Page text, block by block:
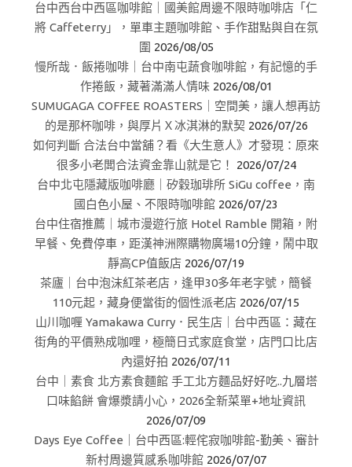
台中西台中西區咖啡館｜國美館周邊不限時咖啡店「仁
將 Caffeterry」，單車主題咖啡館、手作甜點與自在氛
圍 2026/08/05
慢所哉．飯捲咖啡｜台中南屯蔬食咖啡館，有記憶的手
作捲飯，藏著滿滿人情味 2026/08/01
SUMUGAGA COFFEE ROASTERS｜空間美，讓人想再訪
的是那杯咖啡，與厚片Ｘ冰淇淋的默契 2026/07/26
如何判斷 合法台中當舖？看《大生意人》才發現：原來
很多小老闆合法資金靠山就是它！
2026/07/24
台中北屯隱藏版咖啡廳｜矽穀珈琲所 SiGu coffee，南
國白色小屋、不限時咖啡館 2026/07/23
台中住宿推薦｜城市漫遊行旅 Hotel Ramble 開箱，附
早餐、免費停車，距漢神洲際購物廣場10分鐘，鬧中取
靜高CP值飯店 2026/07/19
茶廬｜台中泡沫紅茶老店，逢甲30多年老字號，簡餐
110元起，藏身便當街的個性派老店 2026/07/15
山川咖喱 Yamakawa Curry．民生店｜台中西區：藏在
街角的平價熟成咖哩，極簡日式家庭食堂，店門口比店
內還好拍 2026/07/11
台中｜素食 北方素食麵館 手工北方麵品好好吃..九層塔
口味餡餅 會爆漿請小心，2026全新菜單+地址資訊
2026/07/09
Days Eye Coffee｜台中西區:輕侘寂咖啡館-勤美、審計
新村周邊質感系咖啡館 2026/07/07